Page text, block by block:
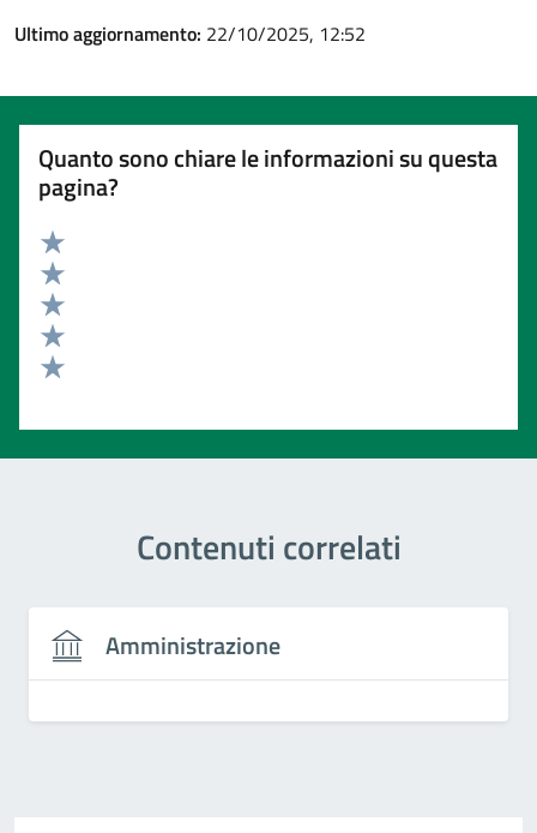
Ultimo aggiornamento: 22/10/2025, 12:52
Quanto sono chiare le informazioni su questa
pagina?
Valuta 5 stelle su 5
Valuta 4 stelle su 5
Valuta 3 stelle su 5
Valuta 2 stelle su 5
Contenuti correlati
Amministrazione